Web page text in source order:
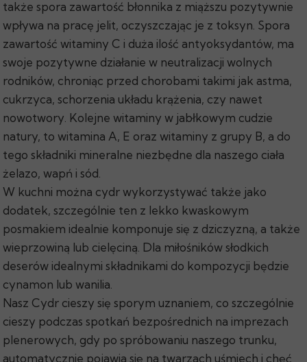
także spora zawartość błonnika z miąższu pozytywnie
wpływa na pracę jelit, oczyszczając je z toksyn. Spora
zawartość witaminy C i duża ilość antyoksydantów, ma
swoje pozytywne działanie w neutralizacji wolnych
rodników, chroniąc przed chorobami takimi jak astma,
cukrzyca, schorzenia układu krążenia, czy nawet
nowotwory. Kolejne witaminy w jabłkowym cudzie
natury, to witamina A, E oraz witaminy z grupy B, a do
tego składniki mineralne niezbędne dla naszego ciała
żelazo, wapń i sód.
W kuchni można cydr wykorzystywać także jako
dodatek, szczególnie ten z lekko kwaskowym
posmakiem idealnie komponuje się z dziczyzną, a także
wieprzowiną lub cielęciną. Dla miłośników słodkich
deserów idealnymi składnikami do kompozycji będzie
cynamon lub wanilia.
Nasz Cydr cieszy się sporym uznaniem, co szczególnie
cieszy podczas spotkań bezpośrednich na imprezach
plenerowych, gdy po spróbowaniu naszego trunku,
automatycznie pojawia się na twarzach uśmiech i chęć